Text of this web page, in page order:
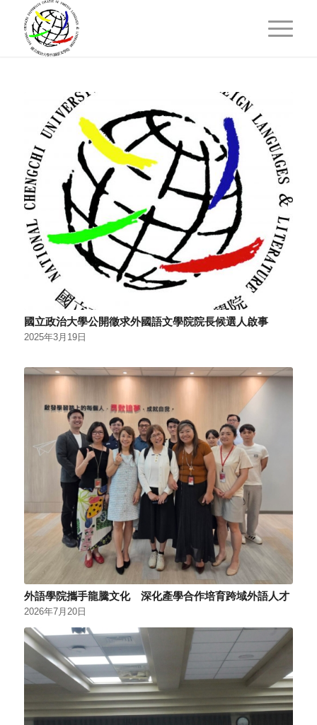
國立政治大學公開徵求外國語文學院院長候選人啟事
2025年3月19日
外語學院攜手龍騰文化 深化產學合作培育跨域外語人才
2026年7月20日